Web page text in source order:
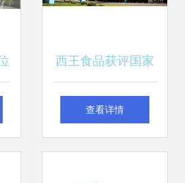
西王食品获评国家
绿色工厂，加速推
查看详情